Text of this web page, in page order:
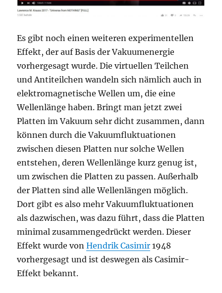
Es gibt noch einen weiteren experimentellen
Effekt, der auf Basis der Vakuumenergie
vorhergesagt wurde. Die virtuellen Teilchen
und Antiteilchen wandeln sich nämlich auch in
elektromagnetische Wellen um, die eine
Wellenlänge haben. Bringt man jetzt zwei
Platten im Vakuum sehr dicht zusammen, dann
können durch die Vakuumfluktuationen
zwischen diesen Platten nur solche Wellen
entstehen, deren Wellenlänge kurz genug ist,
um zwischen die Platten zu passen. Außerhalb
der Platten sind alle Wellenlängen möglich.
Dort gibt es also mehr Vakuumfluktuationen
als dazwischen, was dazu führt, dass die Platten
minimal zusammengedrückt werden. Dieser
Effekt wurde vonHendrik Casimir 1948
vorhergesagt und ist deswegen als Casimir-
Effekt bekannt.